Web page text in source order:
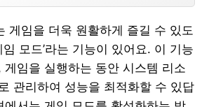
게임을 더욱 원활하게 즐길 수 있도
임 모드’라는 기능이 있어요. 이 기능
게임을 실행하는 동안 시스템 리소
관리하여 성능을 최적화할 수 있답